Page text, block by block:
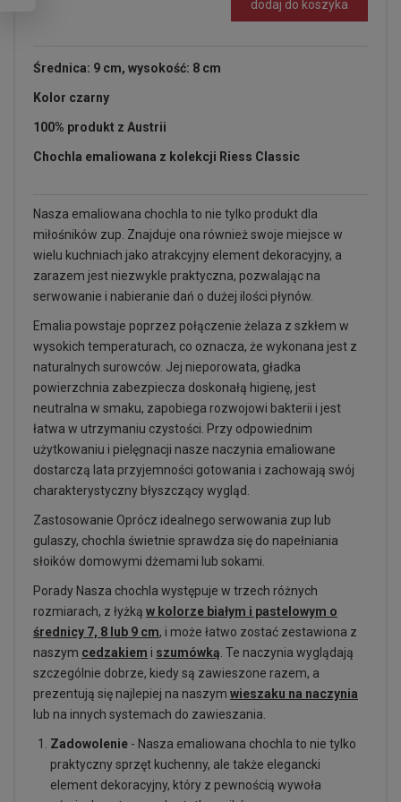
dodaj do koszyka
Średnica: 9 cm, wysokość: 8 cm
Kolor czarny
100% produkt z Austrii
Chochla emaliowana z kolekcji Riess Classic
Nasza emaliowana chochla to nie tylko produkt dla
miłośników zup. Znajduje ona również swoje miejsce w
wielu kuchniach jako atrakcyjny element dekoracyjny, a
zarazem jest niezwykle praktyczna, pozwalając na
serwowanie i nabieranie dań o dużej ilości płynów.
Emalia powstaje poprzez połączenie żelaza z szkłem w
wysokich temperaturach, co oznacza, że wykonana jest z
naturalnych surowców. Jej nieporowata, gładka
powierzchnia zabezpiecza doskonałą higienę, jest
neutralna w smaku, zapobiega rozwojowi bakterii i jest
łatwa w utrzymaniu czystości. Przy odpowiednim
użytkowaniu i pielęgnacji nasze naczynia emaliowane
dostarczą lata przyjemności gotowania i zachowają swój
charakterystyczny błyszczący wygląd.
Zastosowanie Oprócz idealnego serwowania zup lub
gulaszy, chochla świetnie sprawdza się do napełniania
słoików domowymi dżemami lub sokami.
Porady Nasza chochla występuje w trzech różnych
rozmiarach, z łyżką w kolorze białym i pastelowym o
średnicy 7, 8 lub 9 cm, i może łatwo zostać zestawiona z
naszym cedzakiem i szumówką . Te naczynia wyglądają
szczególnie dobrze, kiedy są zawieszone razem, a
prezentują się najlepiej na naszym wieszaku na naczynia
lub na innych systemach do zawieszania.
Zadowolenie - Nasza emaliowana chochla to nie tylko
praktyczny sprzęt kuchenny, ale także elegancki
element dekoracyjny, który z pewnością wywoła